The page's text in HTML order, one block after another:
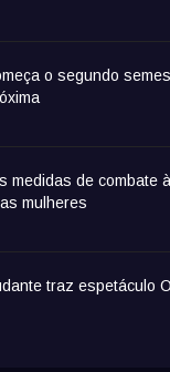
o segundo
medidas de combate
mulheres
traz espetáculo